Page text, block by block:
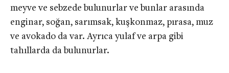
meyve ve sebzede bulunurlar ve bunlar arasında
enginar, soğan, sarımsak, kuşkonmaz, pırasa, muz
ve avokado da var. Ayrıca yulaf ve arpa gibi
tahıllarda da bulunurlar.